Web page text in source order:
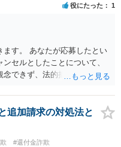
役にたった 1
ます。 あなたが応募したとい
セルとしたことについて、
できず、法的措置を採って
連絡を無視してよいかどう
めします。しつこいようであ
ことも必要になるかもしれま
追加請求の対処法と
#還付金詐欺